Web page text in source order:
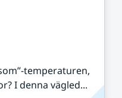
temperaturen,
I denna vägled...